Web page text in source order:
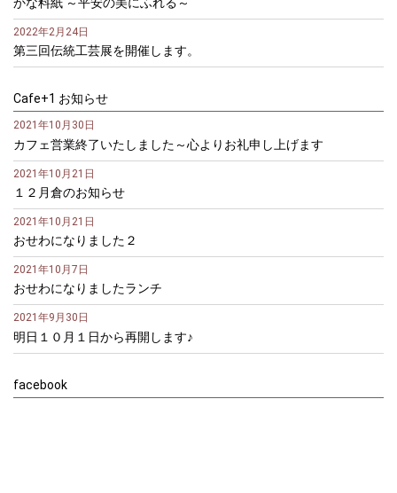
2022年2月24日
第三回伝統工芸展を開催します。
Cafe+1 お知らせ
2021年10月30日
カフェ営業終了いたしました～心よりお礼申し上げます
2021年10月21日
１２月倉のお知らせ
2021年10月21日
おせわになりました２
2021年10月7日
おせわになりましたランチ
2021年9月30日
明日１０月１日から再開します♪
facebook